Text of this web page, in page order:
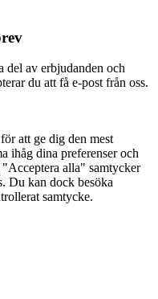
del av erbjudanden och
du att få e-post från oss.
att ge dig den mest
ihåg dina preferenser och
alla" samtycker
Du kan dock besöka
samtycke.